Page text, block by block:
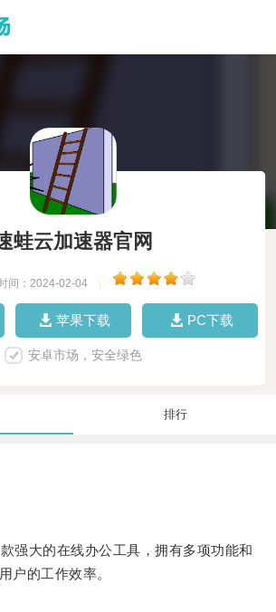
蛙云加速器官网
间：2024-02-04
苹果下载 PC下载
安卓市场，安全绿色
排行
大的在线办公工具，拥有多项功能和
户的工作效率。